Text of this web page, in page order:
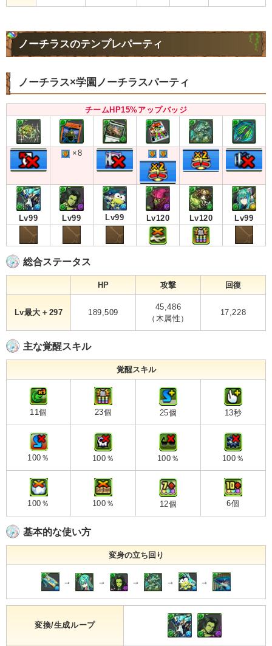
ノーチラスのテンプレパーティ
ノーチラス×学園ノーチラスパーティ
チームHP15%アップバッジ
×8
Lv99 Lv99 Lv99 Lv120 Lv120 Lv99
総合ステータス
HP 攻撃 回復
Lv最大＋297 189,509
45,486
（木属性）
17,228
主な覚醒スキル
覚醒スキル
11個 23個 25個 13秒
100％ 100％ 100％ 100％
100％ 100％ 12個 6個
基本的な使い方
変身の立ち回り
→ → → → →
変換/生成ループ